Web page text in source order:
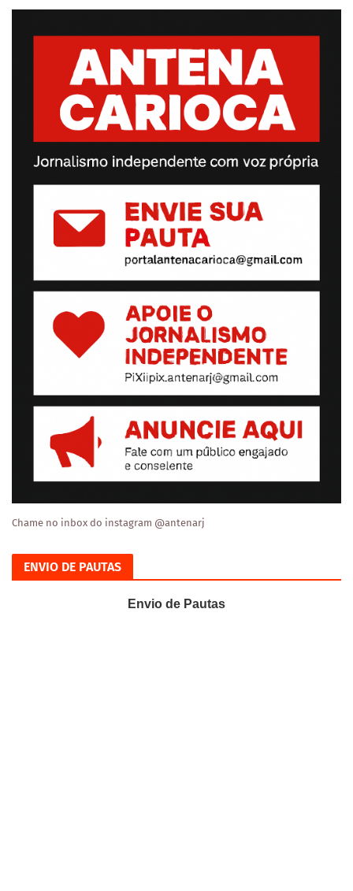
Chame no inbox do instagram @antenarj
ENVIO DE PAUTAS
Envio de Pautas